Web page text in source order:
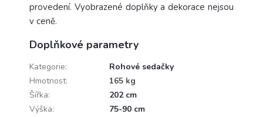
provedení. Vyobrazené doplňky a dekorace nejsou
v ceně.
Doplňkové parametry
Kategorie:
Rohové sedačky
Hmotnost:
165 kg
Šířka:
202 cm
Výška:
75-90 cm